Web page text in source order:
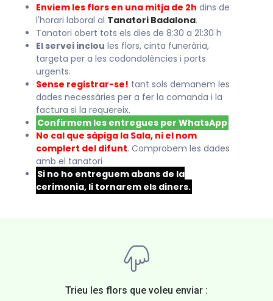
Enviem les flors en una mitja de 2h dins de
l'horari laboral al Tanatori Badalona.
Tanatori obert tots els dies de 8:30 a 21:30 h
El servei inclou les flors, cinta funerària,
targeta per a les codondolències i ports
urgents.
Sense registrar-se! tant sols demanem les
dades necessàries per a fer la comanda i la
factura si la requereix.
Confirmem les entregues per WhatsApp
No cal que sàpiga la Sala, ni el nom
complert del difunt. Comprobem les dades
amb el tanatori
Si no ho entreguem abans de la
cerimonia, li tornarem els diners.
Trieu les flors que voleu enviar :